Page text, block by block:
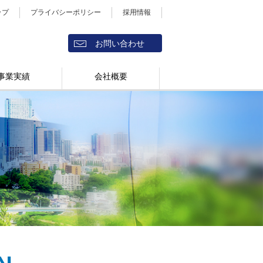
プ プライバシーポリシー 採用情報
お問い合わせ
業実績 会社概要